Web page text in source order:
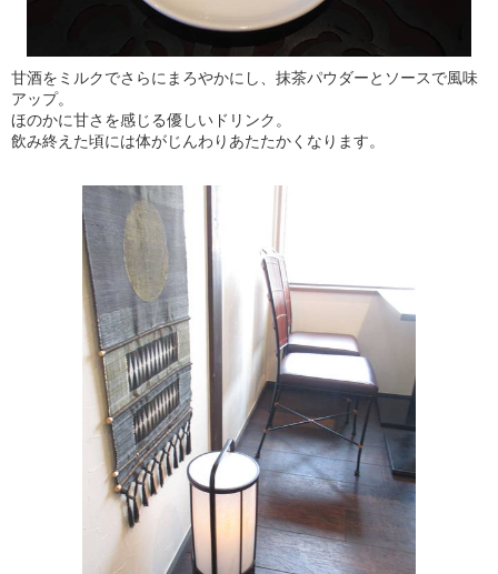
甘酒をミルクでさらにまろやかにし、抹茶パウダーとソースで風味
アップ。
ほのかに甘さを感じる優しいドリンク。
飲み終えた頃には体がじんわりあたたかくなります。